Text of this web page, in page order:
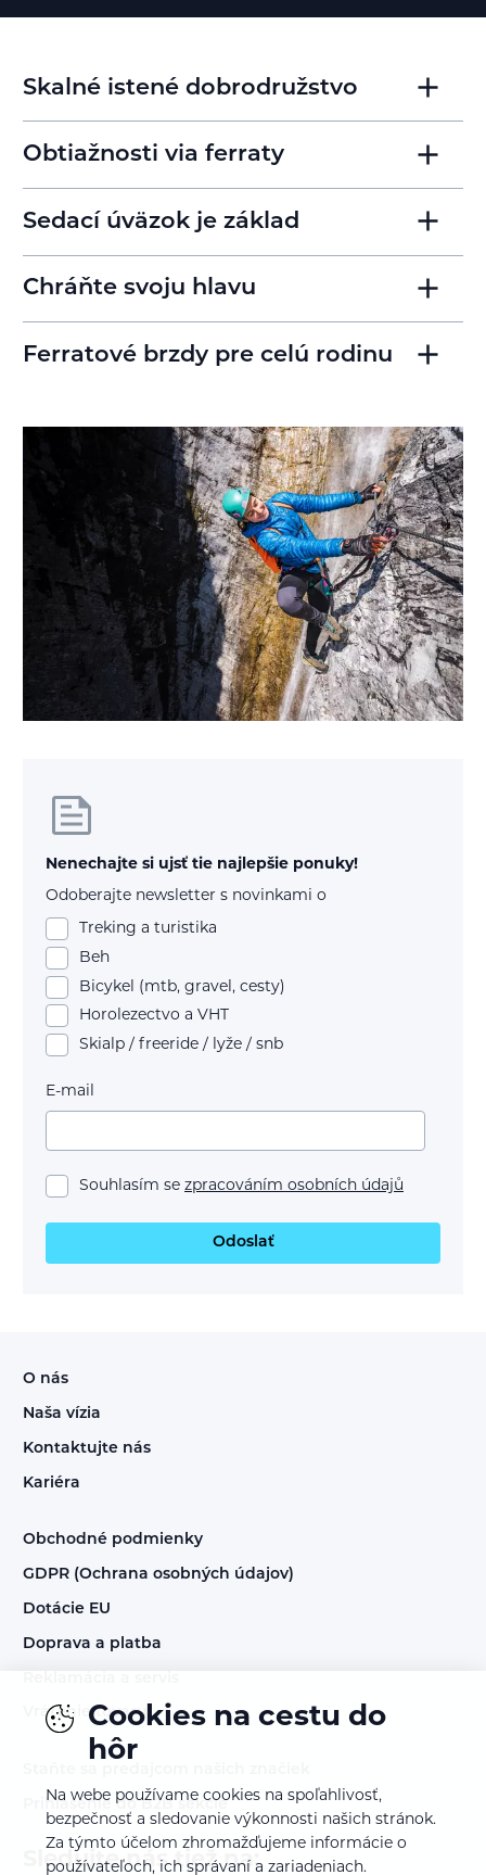
Skalné istené dobrodružstvo
Obtiažnosti via ferraty
Sedací úväzok je základ
Chráňte svoju hlavu
Ferratové brzdy pre celú rodinu
Nenechajte si ujsť tie najlepšie ponuky!
Odoberajte newsletter s novinkami o
Treking a turistika
Beh
Bicykel (mtb, gravel, cesty)
Horolezectvo a VHT
Skialp / freeride / lyže / snb
E-mail
Souhlasím se zpracováním osobních údajů
Odoslať
O nás
Naša vízia
Kontaktujte nás
Kariéra
Obchodné podmienky
GDPR (Ochrana osobných údajov)
Dotácie EU
Doprava a platba
Vrátenie tovaru
Prihlásenie do B2B sekcie
Sledujte nás tiež na:
Cookies na cestu do
hôr
Na webe používame cookies na spoľahlivosť,
bezpečnosť a sledovanie výkonnosti našich stránok.
Za týmto účelom zhromažďujeme informácie o
používateľoch, ich správaní a zariadeniach.